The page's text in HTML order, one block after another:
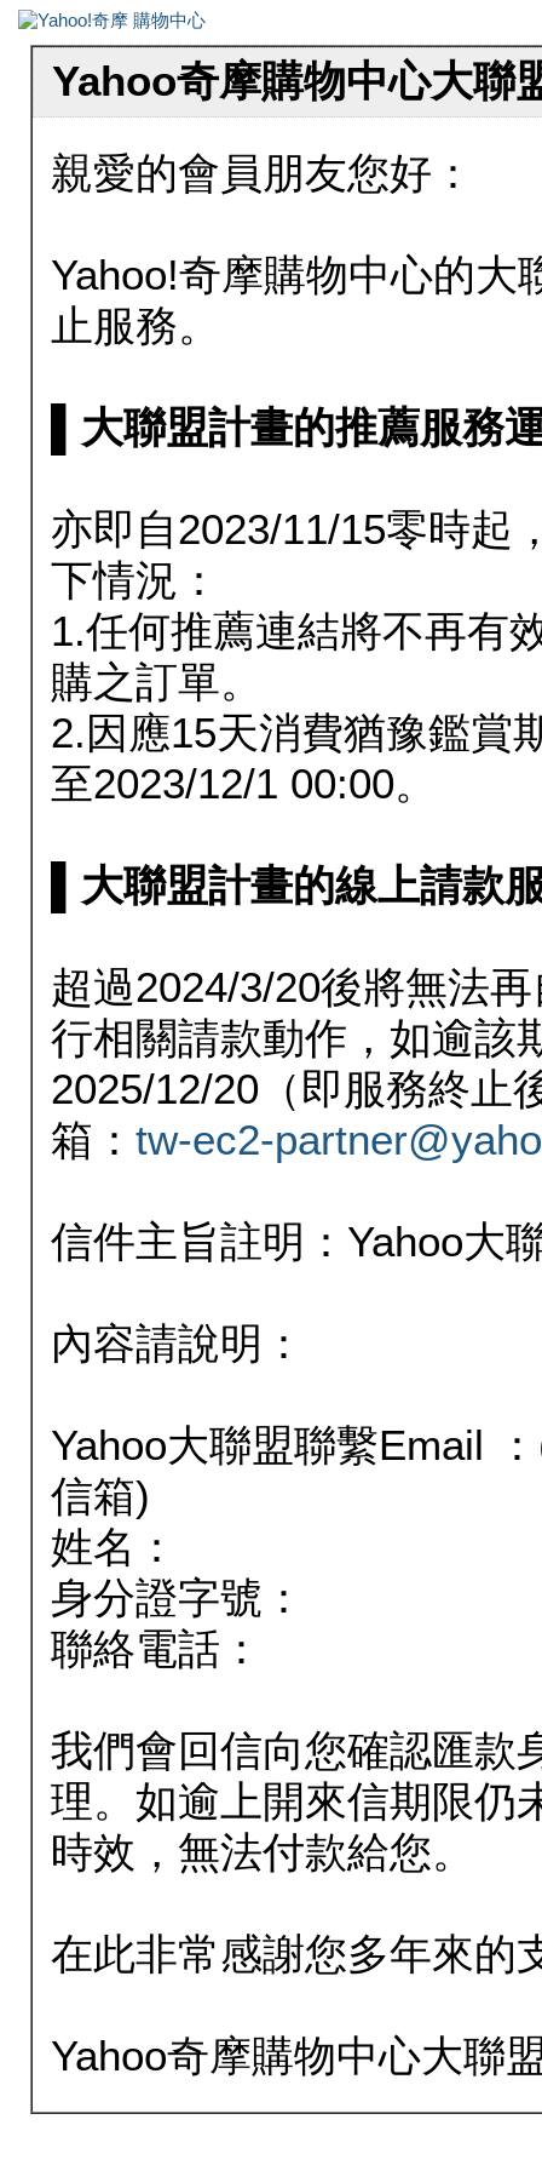
Yahoo奇摩購物中心大聯
親愛的會員朋友您好：
Yahoo!奇摩購物中心的大
止服務。
▌大聯盟計畫的推薦服務
亦即自2023/11/15零時起
下情況：
1.任何推薦連結將不再有
購之訂單。
2.因應15天消費猶豫鑑賞
至2023/12/1 00:00。
▌大聯盟計畫的線上請款
超過2024/3/20後將無法
行相關請款動作，如逾該
2025/12/20（即服務終止
箱： tw-ec2-
信件主旨註明：Yahoo大
內容請說明：
Yahoo大聯盟聯繫Email
信箱)
姓名：
身分證字號：
聯絡電話：
我們會回信向您確認匯款
理。如逾上開來信期限仍
時效，無法付款給您。
在此非常感謝您多年來的
Yahoo奇摩購物中心大